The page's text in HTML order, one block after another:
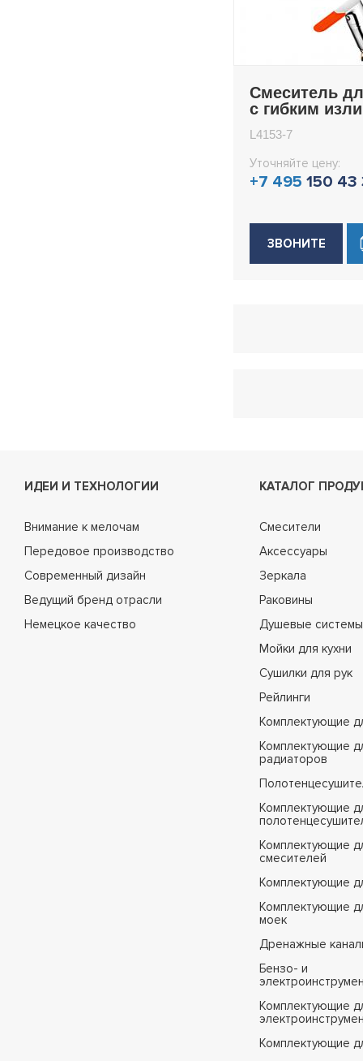
Смеситель
с гибким
L4153-7
Уточняйте цену:
+7 495 150 43
ЗВОНИТЕ
ИДЕИ И ТЕХНОЛОГИИ
Внимание к мелочам
Передовое производство
Современный дизайн
Ведущий бренд отрасли
Немецкое качество
КАТАЛОГ
Смесители
Аксессуары
Зеркала
Раковины
Душевые системы
Мойки для кухни
Сушилки для рук
Рейлинги
Комплектующие
Комплектующие
радиаторов
Комплектующие
Комплектующие
смесителей
Комплектующие
Комплектующие
моек
Дренажные
Бензо- и
Комплектующие
Комплектующие